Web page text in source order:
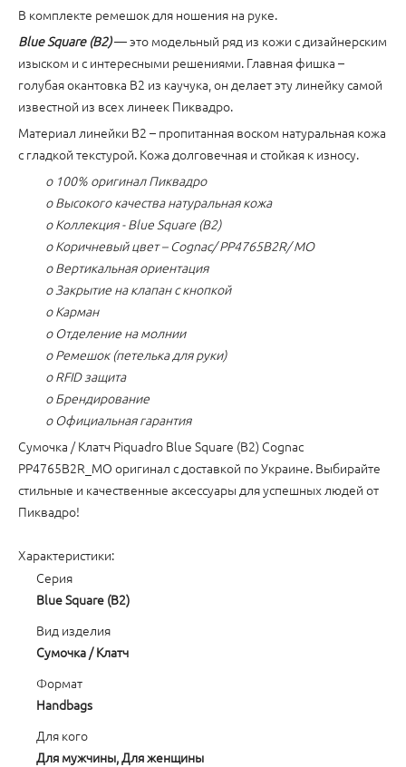
В комплекте ремешок для ношения на руке.
Blue Square (B2)— это модельный ряд из кожи с дизайнерским
изыском и с интересными решениями. Главная фишка –
голубая окантовка B2 из каучука, он делает эту линейку самой
известной из всех линеек Пиквадро.
Материал линейки B2 – пропитанная воском натуральная кожа
с гладкой текстурой. Кожа долговечная и стойкая к износу.
o 100% оригинал Пиквадро
o Высокого качества натуральная кожа
o Коллекция - Blue Square (B2)
o Коричневый цвет – Cognac/ PP4765B2R/ MO
o Вертикальная ориентация
o Закрытие на клапан с кнопкой
o Карман
o Отделение на молнии
o Ремешок (петелька для руки)
o RFID защита
o Брендирование
o Официальная гарантия
Сумочка / Клатч Piquadro Blue Square (B2) Cognac
PP4765B2R_MO оригинал с доставкой по Украине. Выбирайте
стильные и качественные аксессуары для успешных людей от
Пиквадро!
Характеристики:
Серия
Blue Square (B2)
Вид изделия
Сумочка / Клатч
Формат
Handbags
Для кого
Для мужчины, Для женщины